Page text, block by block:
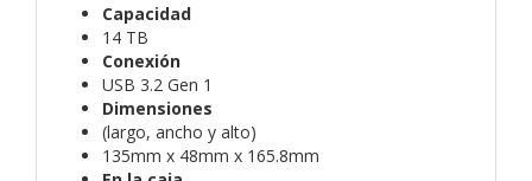
Capacidad
14 TB
Conexión
USB 3.2 Gen 1
Dimensiones
(largo, ancho y alto)
135mm x 48mm x 165.8mm